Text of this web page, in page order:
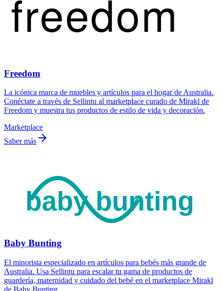
Freedom
La icónica marca de muebles y artículos para el hogar de Australia.
Conéctate a través de Sellintu al marketplace curado de Mirakl de
Freedom y muestra tus productos de estilo de vida y decoración.
Marketplace
Saber más
Baby Bunting
El minorista especializado en artículos para bebés más grande de
Australia. Usa Sellintu para escalar tu gama de productos de
guardería, maternidad y cuidado del bebé en el marketplace Mirakl
de Baby Bunting.